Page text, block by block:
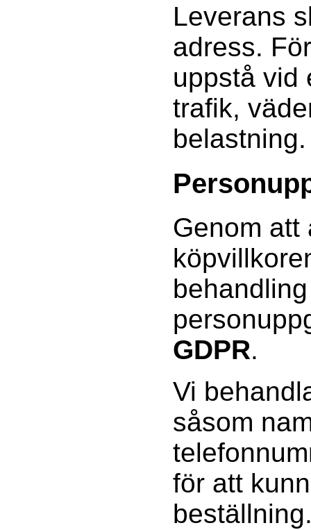
Leverans
adress.
uppstå vid
trafik,
belastning.
Genom att
GDPR.
Vi
såsom
för att